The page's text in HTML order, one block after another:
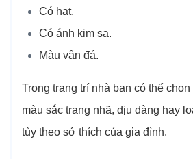
Có hạt.
Có ánh kim sa.
Màu vân đá.
Trong trang trí nhà bạn có thể
màu sắc trang nhã, dịu dàng hay
tùy theo sở thích của gia đình.